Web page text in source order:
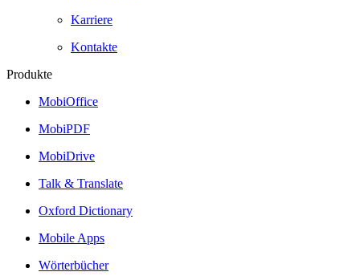
Karriere
Kontakte
Produkte
MobiOffice
MobiPDF
MobiDrive
Talk & Translate
Oxford Dictionary
Mobile Apps
Wörterbücher